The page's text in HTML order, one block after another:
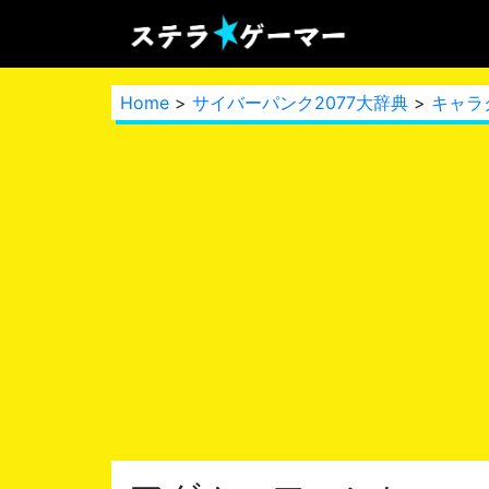
Home > サイバーパンク2077大辞典 > キャラ